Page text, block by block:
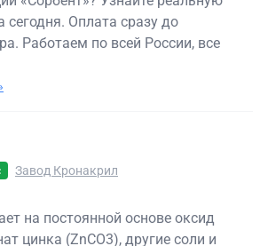
сегодня. Оплата сразу до
Работаем по всей России, все
Завод Кронакрил
на постоянной основе оксид
цинка (ZnCO3), другие соли и